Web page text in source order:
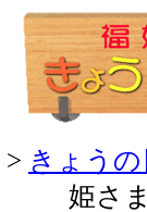
> きょう
姫さ